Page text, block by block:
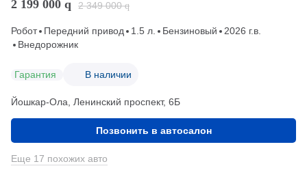
2 199 000 q 2 349 000 q
Робот Передний привод 1.5 л. Бензиновый
2026 г.в.
Внедорожник
Гарантия В наличии
Йошкар-Ола, Ленинский проспект, 6Б
Позвонить в автосалон
Еще 17 похожих авто